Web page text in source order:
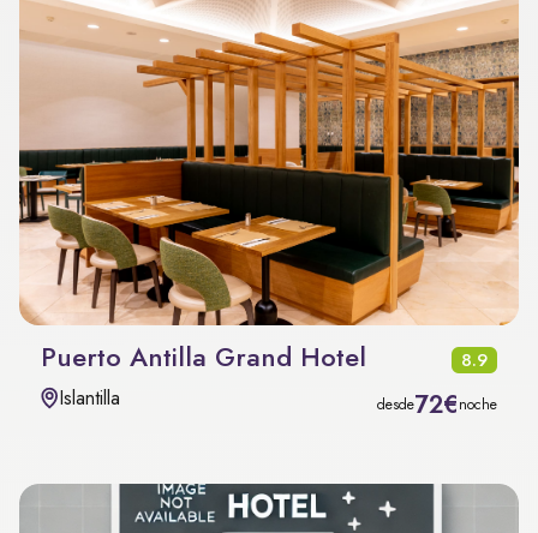
Puerto Antilla Grand Hotel 8.9
Islantilla desde72€noche